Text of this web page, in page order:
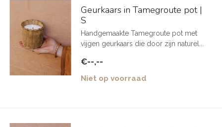
Geurkaars in Tamegroute pot |
S
Handgemaakte Tamegroute pot met
vijgen geurkaars die door zijn naturel...
€--,--
Niet op voorraad